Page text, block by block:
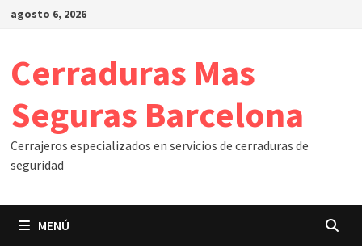
Saltar
agosto 6, 2026
Cerraduras Mas
Seguras Barcelona
Cerrajeros especializados en servicios de cerraduras de
seguridad
MENÚ